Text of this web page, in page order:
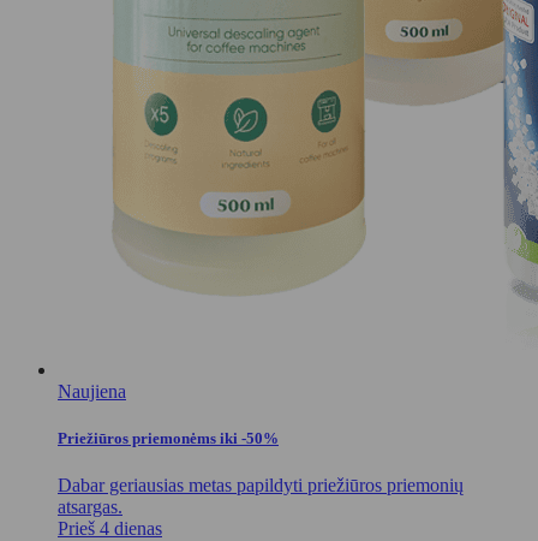
Naujiena
Priežiūros priemonėms iki -50%
Dabar geriausias metas papildyti priežiūros priemonių
atsargas.
Prieš 4 dienas